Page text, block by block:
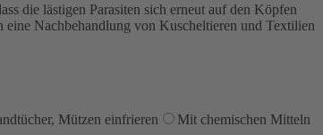
die lästigen Parasiten sich erneut auf den Köpfen
Nachbehandlung von Kuscheltieren und Textilien
Mützen einfrieren
Mit chemischen Mitteln